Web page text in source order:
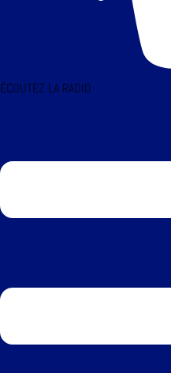
ÉCOUTEZ LA RADIO